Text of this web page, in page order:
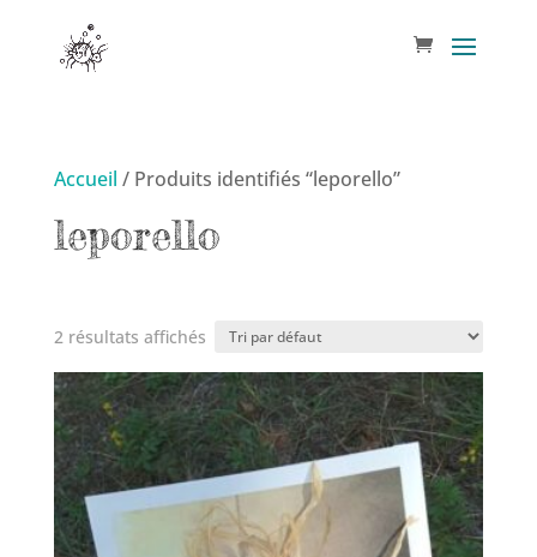
Accueil / Produits identifiés “leporello”
leporello
2 résultats affichés